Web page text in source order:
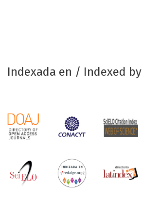
Indexada en / Indexed by